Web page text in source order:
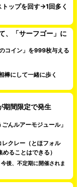
ップを回す→1回多く
、「サーフゴー」に
コイン」を999枚与える
棒にして一緒に歩く
期間限定で発生
んルアーモジュール」
レクレー（とほフォル
ることはできる）
後、不定期に開催されま